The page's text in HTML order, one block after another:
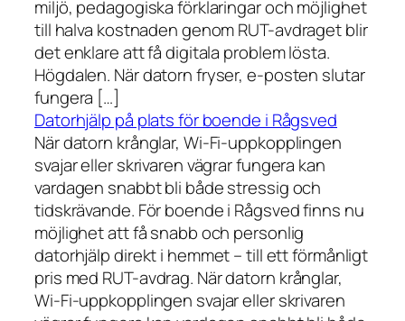
miljö, pedagogiska förklaringar och möjlighet
till halva kostnaden genom RUT-avdraget blir
det enklare att få digitala problem lösta.
Högdalen. När datorn fryser, e-posten slutar
fungera […]
Datorhjälp på plats för boende i Rågsved
När datorn krånglar, Wi-Fi-uppkopplingen
svajar eller skrivaren vägrar fungera kan
vardagen snabbt bli både stressig och
tidskrävande. För boende i Rågsved finns nu
möjlighet att få snabb och personlig
datorhjälp direkt i hemmet – till ett förmånligt
pris med RUT-avdrag. När datorn krånglar,
Wi-Fi-uppkopplingen svajar eller skrivaren